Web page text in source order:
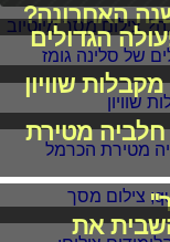
האחרונה?
הגדולים
שוויון
חלביה מטירת
את